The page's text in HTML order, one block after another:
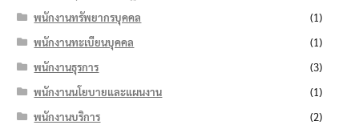
พนักงานทรัพยากรบุคคล
(1)
พนักงานทะเบียนบุคคล
(1)
พนักงานธุรการ
(3)
พนักงานนโยบายและแผนงาน
(1)
พนักงานบริการ
(2)